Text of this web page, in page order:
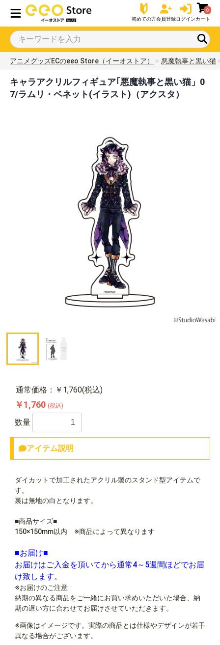
初めての方会員登録ログイン
0
カート
アニメグッズECのeeo Store（イーオストア） 悪魔執事と黒い猫
キャラアクリルフィギュア｢悪魔執事と黒い猫」0
7/ラムリ・ベネット(イラスト)（アクスタ）
通常価格：￥1,760(税込)
￥1,760 (税込)
数量
アイテム説明
ダイカットで加工されたアクリル製のスタンド型アイテムで
す。
裏は無地の白となります。
■商品サイズ■
150×150mm以内 ※商品によって異なります
■お届け■
お届けはご入金を頂いてから通常4～5週間ほどでお届
け致します。
※お届けのご注意
納期の異なる商品をご一緒にお買い求めいただいた場合、納
期の遅い方に合わせてお届けさせていただきます。
※画像はイメージです。実際の商品とは仕様やデザインが若干
異なる場合がございます。